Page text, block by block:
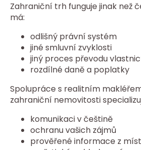
Zahraniční trh funguje jinak než
má:
odlišný právní systém
jiné smluvní zvyklosti
jiný proces převodu
rozdílné daně a poplatky
Spolupráce s realitním
zahraniční nemovitosti
komunikaci v češtině
ochranu vašich zájmů
prověřené informace z